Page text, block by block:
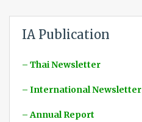
IA Publication
– Thai Newsletter
– International Newsletter
– Annual Report